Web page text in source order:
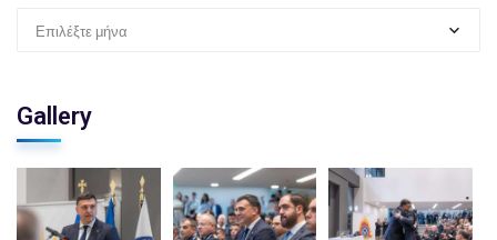
Επιλέξτε μήνα
Gallery